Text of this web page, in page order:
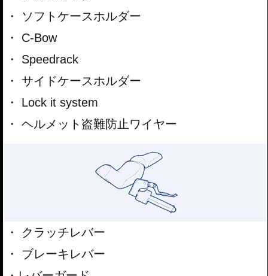
ソフトケースホルダー
C-Bow
Speedrack
サイドケースホルダー
Lock it system
ヘルメット盗難防止ワイヤー
クラッチレバー
ブレーキレバー